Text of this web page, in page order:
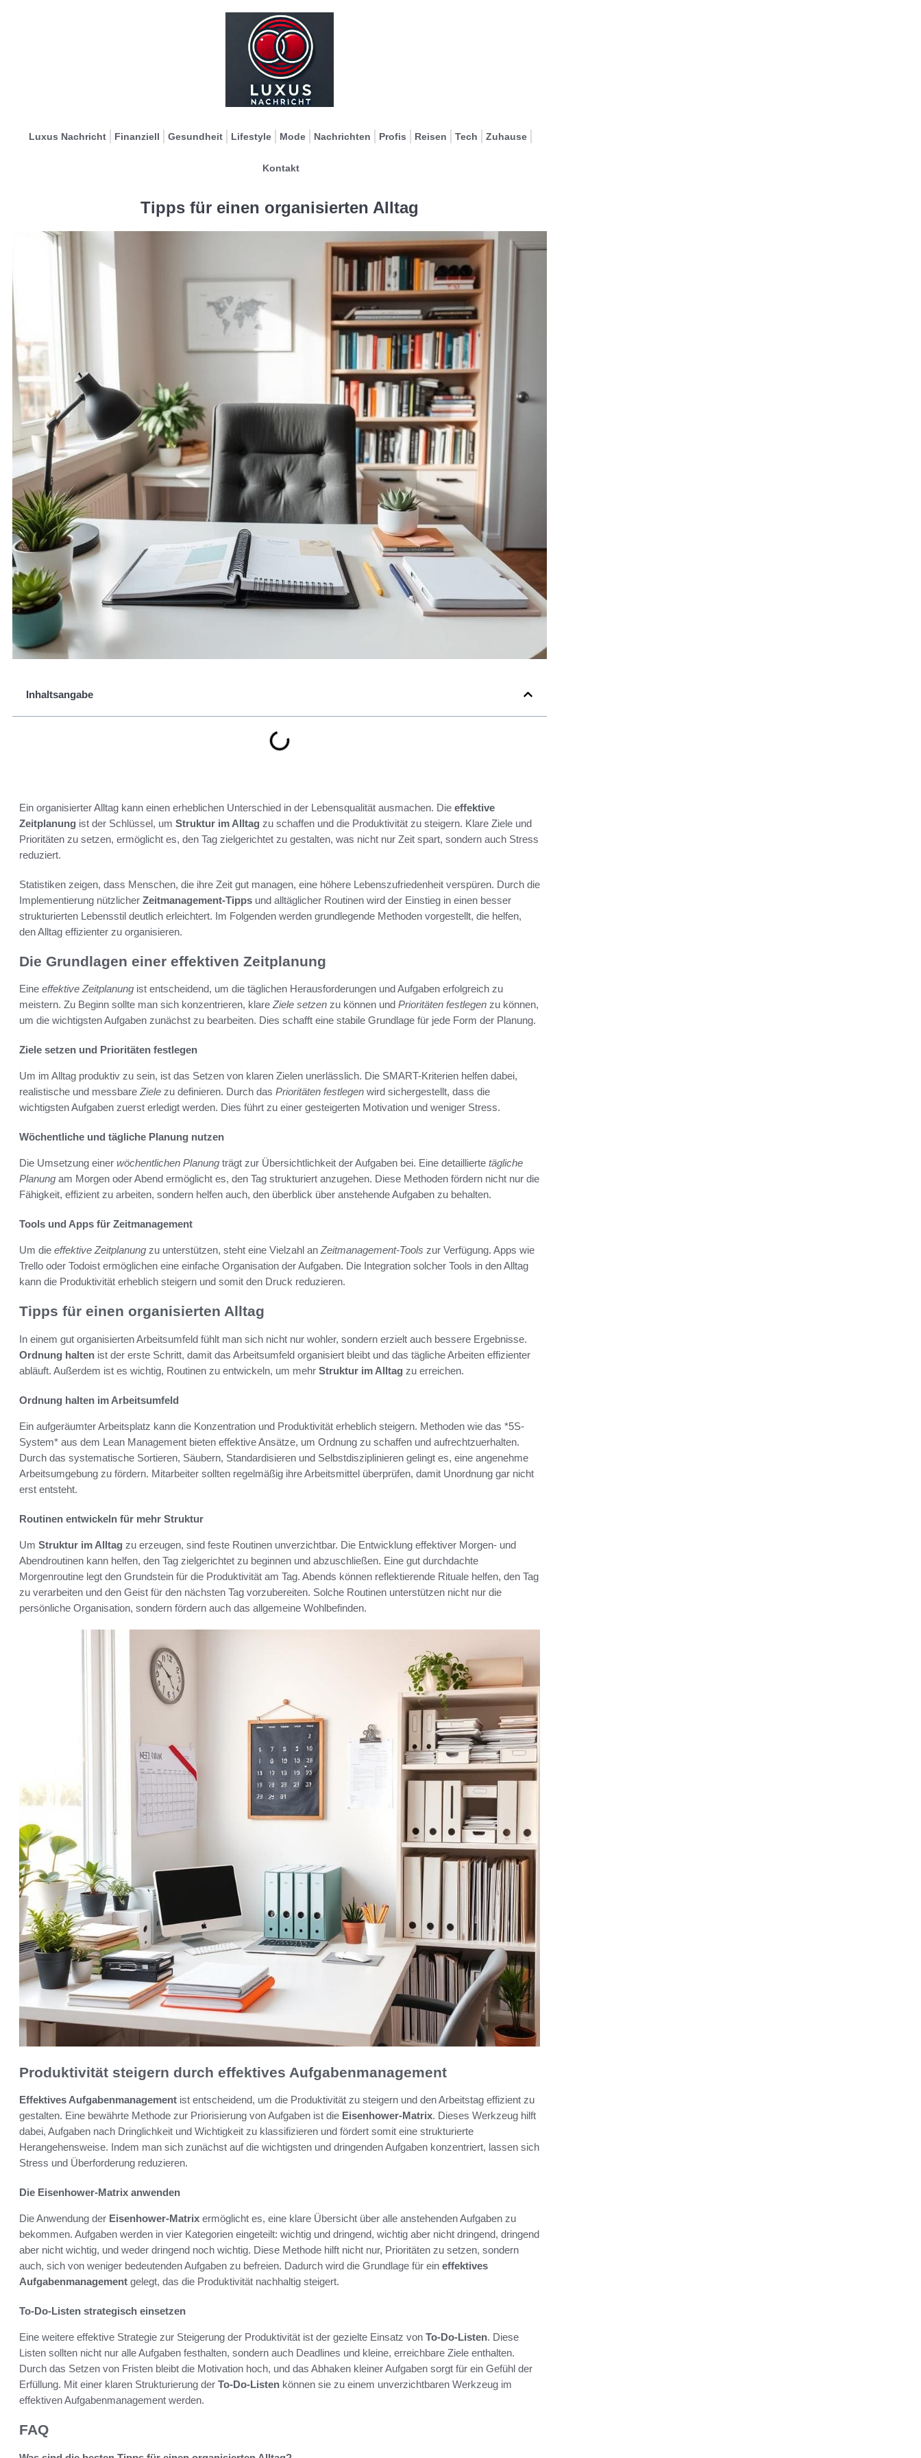
Luxus Nachricht Finanziell Gesundheit Lifestyle Mode Nachrichten Profis Reisen Tech Zuhause
Kontakt
Tipps für einen organisierten Alltag
Inhaltsangabe
Ein organisierter Alltag kann einen erheblichen Unterschied in der Lebensqualität ausmachen. Die effektive
Zeitplanung ist der Schlüssel, um Struktur im Alltag zu schaffen und die Produktivität zu steigern. Klare Ziele und
Prioritäten zu setzen, ermöglicht es, den Tag zielgerichtet zu gestalten, was nicht nur Zeit spart, sondern auch Stress
reduziert.
Statistiken zeigen, dass Menschen, die ihre Zeit gut managen, eine höhere Lebenszufriedenheit verspüren. Durch die
Implementierung nützlicher Zeitmanagement-Tipps und alltäglicher Routinen wird der Einstieg in einen besser
strukturierten Lebensstil deutlich erleichtert. Im Folgenden werden grundlegende Methoden vorgestellt, die helfen,
den Alltag effizienter zu organisieren.
Die Grundlagen einer effektiven Zeitplanung
Eine effektive Zeitplanung ist entscheidend, um die täglichen Herausforderungen und Aufgaben erfolgreich zu
meistern. Zu Beginn sollte man sich konzentrieren, klare Ziele setzen zu können und Prioritäten festlegen zu können,
um die wichtigsten Aufgaben zunächst zu bearbeiten. Dies schafft eine stabile Grundlage für jede Form der Planung.
Ziele setzen und Prioritäten festlegen
Um im Alltag produktiv zu sein, ist das Setzen von klaren Zielen unerlässlich. Die SMART-Kriterien helfen dabei,
realistische und messbare Ziele zu definieren. Durch das Prioritäten festlegen wird sichergestellt, dass die
wichtigsten Aufgaben zuerst erledigt werden. Dies führt zu einer gesteigerten Motivation und weniger Stress.
Wöchentliche und tägliche Planung nutzen
Die Umsetzung einer wöchentlichen Planung trägt zur Übersichtlichkeit der Aufgaben bei. Eine detaillierte tägliche
Planung am Morgen oder Abend ermöglicht es, den Tag strukturiert anzugehen. Diese Methoden fördern nicht nur die
Fähigkeit, effizient zu arbeiten, sondern helfen auch, den überblick über anstehende Aufgaben zu behalten.
Tools und Apps für Zeitmanagement
Um die effektive Zeitplanung zu unterstützen, steht eine Vielzahl an Zeitmanagement-Tools zur Verfügung. Apps wie
Trello oder Todoist ermöglichen eine einfache Organisation der Aufgaben. Die Integration solcher Tools in den Alltag
kann die Produktivität erheblich steigern und somit den Druck reduzieren.
Tipps für einen organisierten Alltag
In einem gut organisierten Arbeitsumfeld fühlt man sich nicht nur wohler, sondern erzielt auch bessere Ergebnisse.
Ordnung halten ist der erste Schritt, damit das Arbeitsumfeld organisiert bleibt und das tägliche Arbeiten effizienter
abläuft. Außerdem ist es wichtig, Routinen zu entwickeln, um mehr Struktur im Alltag zu erreichen.
Ordnung halten im Arbeitsumfeld
Ein aufgeräumter Arbeitsplatz kann die Konzentration und Produktivität erheblich steigern. Methoden wie das *5S-
System* aus dem Lean Management bieten effektive Ansätze, um Ordnung zu schaffen und aufrechtzuerhalten.
Durch das systematische Sortieren, Säubern, Standardisieren und Selbstdisziplinieren gelingt es, eine angenehme
Arbeitsumgebung zu fördern. Mitarbeiter sollten regelmäßig ihre Arbeitsmittel überprüfen, damit Unordnung gar nicht
erst entsteht.
Routinen entwickeln für mehr Struktur
Um Struktur im Alltag zu erzeugen, sind feste Routinen unverzichtbar. Die Entwicklung effektiver Morgen- und
Abendroutinen kann helfen, den Tag zielgerichtet zu beginnen und abzuschließen. Eine gut durchdachte
Morgenroutine legt den Grundstein für die Produktivität am Tag. Abends können reflektierende Rituale helfen, den Tag
zu verarbeiten und den Geist für den nächsten Tag vorzubereiten. Solche Routinen unterstützen nicht nur die
persönliche Organisation, sondern fördern auch das allgemeine Wohlbefinden.
Produktivität steigern durch effektives Aufgabenmanagement
Effektives Aufgabenmanagement ist entscheidend, um die Produktivität zu steigern und den Arbeitstag effizient zu
gestalten. Eine bewährte Methode zur Priorisierung von Aufgaben ist die Eisenhower-Matrix. Dieses Werkzeug hilft
dabei, Aufgaben nach Dringlichkeit und Wichtigkeit zu klassifizieren und fördert somit eine strukturierte
Herangehensweise. Indem man sich zunächst auf die wichtigsten und dringenden Aufgaben konzentriert, lassen sich
Stress und Überforderung reduzieren.
Die Eisenhower-Matrix anwenden
Die Anwendung der Eisenhower-Matrix ermöglicht es, eine klare Übersicht über alle anstehenden Aufgaben zu
bekommen. Aufgaben werden in vier Kategorien eingeteilt: wichtig und dringend, wichtig aber nicht dringend, dringend
aber nicht wichtig, und weder dringend noch wichtig. Diese Methode hilft nicht nur, Prioritäten zu setzen, sondern
auch, sich von weniger bedeutenden Aufgaben zu befreien. Dadurch wird die Grundlage für ein effektives
Aufgabenmanagement gelegt, das die Produktivität nachhaltig steigert.
To-Do-Listen strategisch einsetzen
Eine weitere effektive Strategie zur Steigerung der Produktivität ist der gezielte Einsatz von To-Do-Listen. Diese
Listen sollten nicht nur alle Aufgaben festhalten, sondern auch Deadlines und kleine, erreichbare Ziele enthalten.
Durch das Setzen von Fristen bleibt die Motivation hoch, und das Abhaken kleiner Aufgaben sorgt für ein Gefühl der
Erfüllung. Mit einer klaren Strukturierung der To-Do-Listen können sie zu einem unverzichtbaren Werkzeug im
effektiven Aufgabenmanagement werden.
FAQ